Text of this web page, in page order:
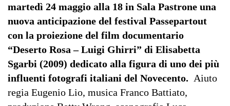
martedì 24 maggio alla 18 in Sala Pastrone una
nuova anticipazione del festival Passepartout
con la proiezione del film documentario
“Deserto Rosa – Luigi Ghirri” di Elisabetta
Sgarbi (2009) dedicato alla figura di uno dei più
influenti fotografi italiani del Novecento. Aiuto
regia Eugenio Lio, musica Franco Battiato,